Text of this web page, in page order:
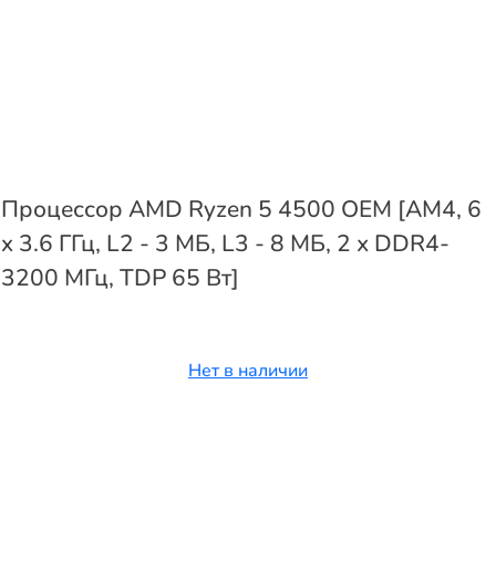
Процессор AMD Ryzen 5 4500 OEM [AM4, 6
x 3.6 ГГц, L2 - 3 МБ, L3 - 8 МБ, 2 х DDR4-
3200 МГц, TDP 65 Вт]
Нет в наличии